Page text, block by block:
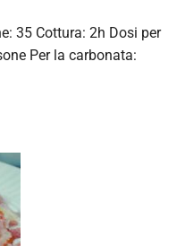
35 Cottura: 2h Dosi per
Per la carbonata: